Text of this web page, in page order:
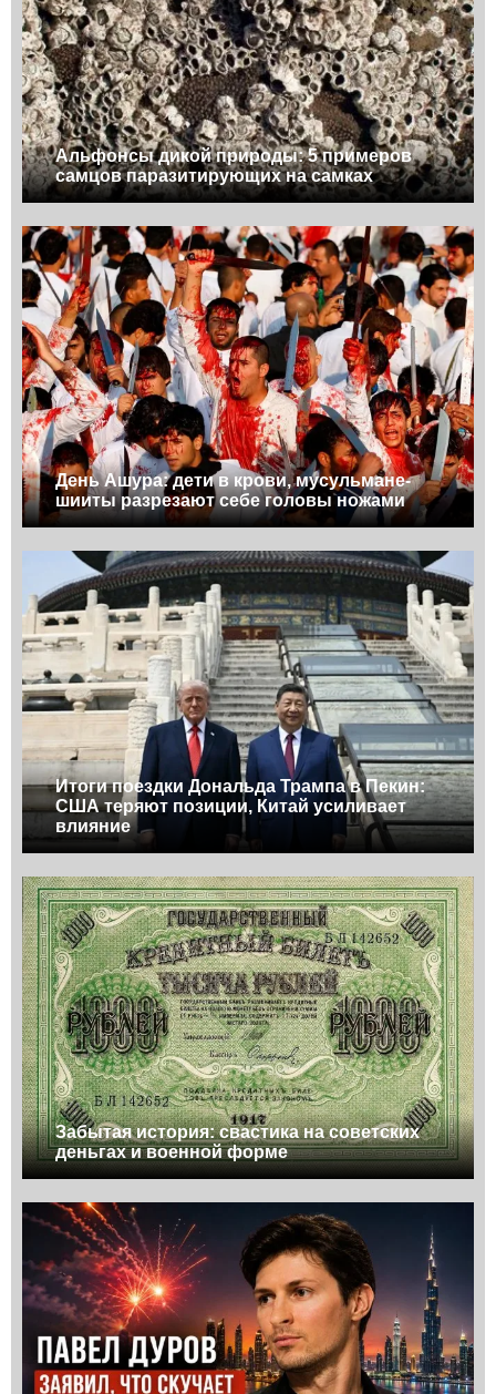
Альфонсы дикой природы: 5 примеров
самцов паразитирующих на самках
День Ашура: дети в крови, мусульмане-
шииты разрезают себе головы ножами
Итоги поездки Дональда Трампа в Пекин:
США теряют позиции, Китай усиливает
влияние
Забытая история: свастика на советских
деньгах и военной форме